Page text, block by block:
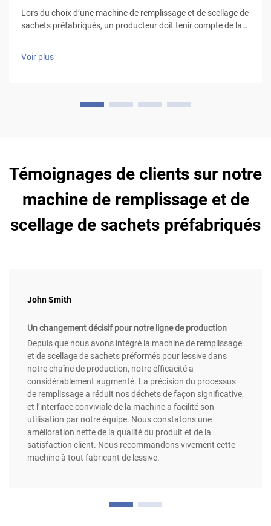
Lors du choix d’une machine de remplissage et de scellage de
sachets préfabriqués, un producteur doit tenir compte de la
qui nécessitent des sachets étanches et un bon mécanisme
Voir plus
Témoignages de clients sur notre
machine de remplissage et de
scellage de sachets préfabriqués
John Smith
Un changement décisif pour notre ligne de production
Depuis que nous avons intégré la machine de remplissage
et de scellage de sachets préformés pour lessive dans
notre chaîne de production, notre efficacité a
considérablement augmenté. La précision du processus
de remplissage a réduit nos déchets de façon significative,
et l’interface conviviale de la machine a facilité son
utilisation par notre équipe. Nous constatons une
amélioration nette de la qualité du produit et de la
satisfaction client. Nous recommandons vivement cette
machine à tout fabricant de lessive.